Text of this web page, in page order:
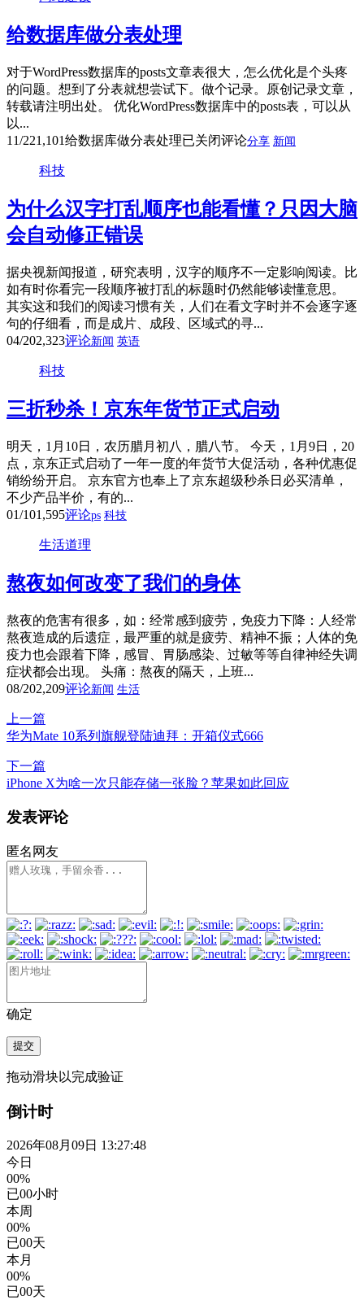
给数据库做分表处理
对于WordPress数据库的posts文章表很大，怎么优化是个头疼
的问题。想到了分表就想尝试下。做个记录。原创记录文章，
转载请注明出处。 优化WordPress数据库中的posts表，可以从
以...
11/221,101给数据库做分表处理已关闭评论分享 新闻
科技
为什么汉字打乱顺序也能看懂？只因大脑
会自动修正错误
据央视新闻报道，研究表明，汉字的顺序不一定影响阅读。比
如有时你看完一段顺序被打乱的标题时仍然能够读懂意思。
其实这和我们的阅读习惯有关，人们在看文字时并不会逐字逐
句的仔细看，而是成片、成段、区域式的寻...
04/202,323评论新闻 英语
科技
三折秒杀！京东年货节正式启动
明天，1月10日，农历腊月初八，腊八节。 今天，1月9日，20
点，京东正式启动了一年一度的年货节大促活动，各种优惠促
销纷纷开启。 京东官方也奉上了京东超级秒杀日必买清单，
不少产品半价，有的...
01/101,595评论ps 科技
生活道理
熬夜如何改变了我们的身体
熬夜的危害有很多，如：经常感到疲劳，免疫力下降：人经常
熬夜造成的后遗症，最严重的就是疲劳、精神不振；人体的免
疫力也会跟着下降，感冒、胃肠感染、过敏等等自律神经失调
症状都会出现。 头痛：熬夜的隔天，上班...
08/202,209评论新闻 生活
上一篇
华为Mate 10系列旗舰登陆迪拜：开箱仪式666
下一篇
iPhone X为啥一次只能存储一张脸？苹果如此回应
发表评论
匿名网友
确定
提交
拖动滑块以完成验证
倒计时
2026年08月09日 13:27:49
今日
00%
已00小时
本周
00%
已00天
本月
00%
已00天